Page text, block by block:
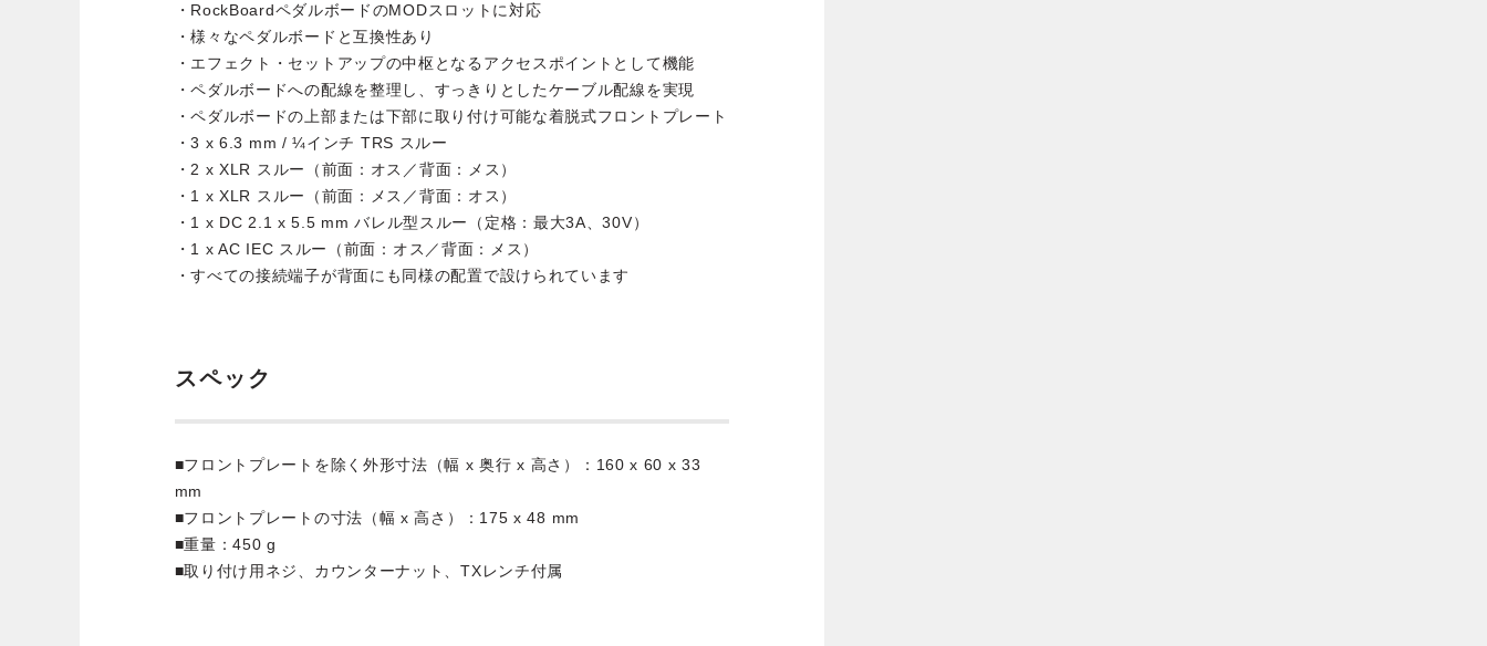
・RockBoardペダルボードのMODスロットに対応
・様々なペダルボードと互換性あり
・エフェクト・セットアップの中枢となるアクセスポイントとして機能
・ペダルボードへの配線を整理し、すっきりとしたケーブル配線を実現
・ペダルボードの上部または下部に取り付け可能な着脱式フロントプレート
・3 x 6.3 mm / ¼インチ TRS スルー
・2 x XLR スルー（前面：オス／背面：メス）
・1 x XLR スルー（前面：メス／背面：オス）
・1 x DC 2.1 x 5.5 mm バレル型スルー（定格：最大3A、30V）
・1 x AC IEC スルー（前面：オス／背面：メス）
・すべての接続端子が背面にも同様の配置で設けられています
スペック
■フロントプレートを除く外形寸法（幅 x 奥行 x 高さ）：160 x 60 x 33
mm
■フロントプレートの寸法（幅 x 高さ）：175 x 48 mm
■重量：450 g
■取り付け用ネジ、カウンターナット、TXレンチ付属